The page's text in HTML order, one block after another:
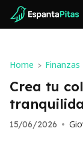
Home > Finanzas
Crea tu
15/06/2026 •